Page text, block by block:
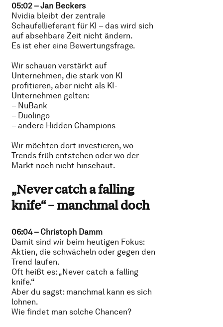
05:02 – Jan Beckers
Nvidia bleibt der zentrale
Schaufellieferant für KI – das wird sich
auf absehbare Zeit nicht ändern.
Es ist eher eine Bewertungsfrage.
Wir schauen verstärkt auf
Unternehmen, die stark von KI
profitieren, aber nicht als KI-
Unternehmen gelten:
– NuBank
– Duolingo
– andere Hidden Champions
Wir möchten dort investieren, wo
Trends früh entstehen oder wo der
Markt noch nicht hinschaut.
„Never catch a falling
knife“ – manchmal doch
06:04 – Christoph Damm
Damit sind wir beim heutigen Fokus:
Aktien, die schwächeln oder gegen den
Trend laufen.
Oft heißt es: „Never catch a falling
knife.“
Aber du sagst: manchmal kann es sich
lohnen.
Wie findet man solche Chancen?